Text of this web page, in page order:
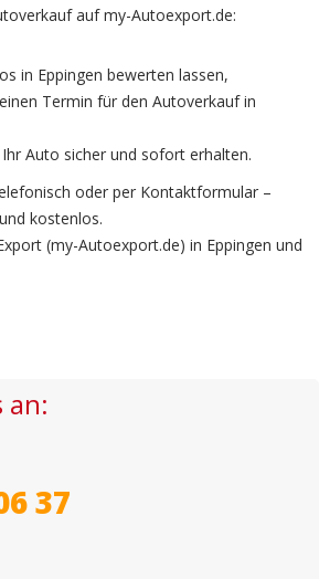
auf my-Autoexport.de:
in Eppingen bewerten lassen,
Termin für den Autoverkauf in
Auto sicher und sofort erhalten.
oder per Kontaktformular –
kostenlos.
(my-Autoexport.de) in Eppingen und
an:
37